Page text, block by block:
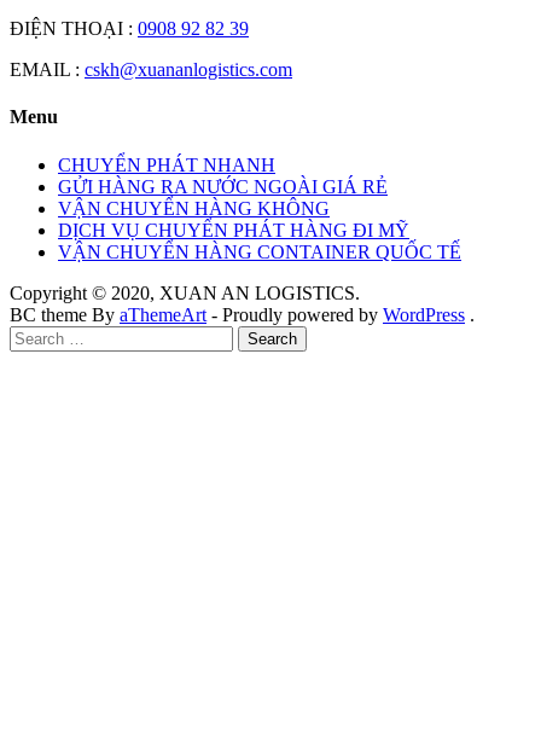
ĐIỆN THOẠI : 0908 92 82 39
EMAIL : cskh@xuananlogistics.com
Menu
CHUYỂN PHÁT NHANH
GỬI HÀNG RA NƯỚC NGOÀI GIÁ RẺ
VẬN CHUYỂN HÀNG KHÔNG
DỊCH VỤ CHUYỂN PHÁT HÀNG ĐI MỸ
VẬN CHUYỂN HÀNG CONTAINER QUỐC TẾ
Copyright © 2020, XUAN AN LOGISTICS.
BC theme By aThemeArt - Proudly powered by WordPress .
Search
for: